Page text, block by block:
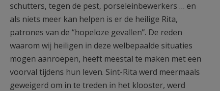
schutters, tegen de pest, porseleinbewerkers … en
als niets meer kan helpen is er de heilige Rita,
patrones van de “hopeloze gevallen”. De reden
waarom wij heiligen in deze welbepaalde situaties
mogen aanroepen, heeft meestal te maken met een
voorval tijdens hun leven. Sint-Rita werd meermaals
geweigerd om in te treden in het klooster, werd